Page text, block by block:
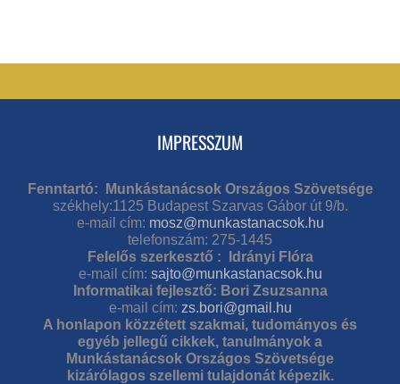
IMPRESSZUM
Fenntartó: Munkástanácsok Országos Szövetsége
székhely:1125 Budapest Szarvas Gábor út 9/b.
e-mail cím: mosz@munkastanacsok.hu
telefonszám: 275-1445
Felelős szerkesztő : Idrányi Flóra
e-mail cím: sajto@munkastanacsok.hu
Informatikai fejlesztő: Bori Zsuzsanna
e-mail cím: zs.bori@gmail.hu
A honlapon közzétett szakmai, tudományos és
egyéb jellegű cikkek, tanulmányok a
Munkástanácsok Országos Szövetsége
kizárólagos szellemi tulajdonát képezik.